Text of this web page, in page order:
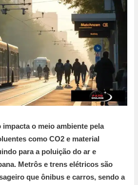
o meio ambiente pela
como CO2 e material
para a poluição do ar e
Metrôs e trens elétricos são
que ônibus e carros, sendo a